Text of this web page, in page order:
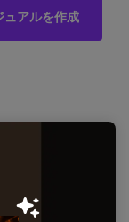
ュアルを作成